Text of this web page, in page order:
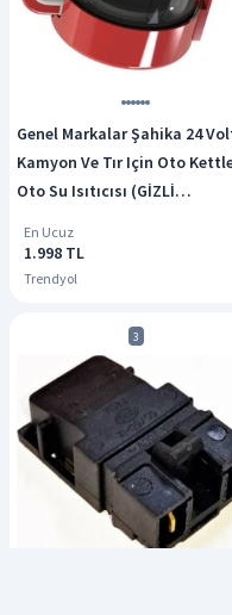
Genel Markalar Şahika 24
Kamyon Ve Tır Için Oto
Oto Su Isıtıcısı (GİZLİ
En Ucuz
1.998 TL
Trendyol
3